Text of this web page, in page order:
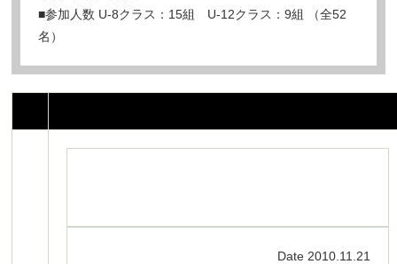
■参加人数 U-8クラス：15組 U-12クラス：9組 （全52
名）
Date 2010.11.21